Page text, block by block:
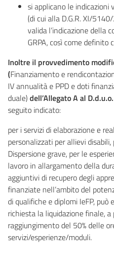
si applicano le indicazioni
(di cui alla D.G.R. XI/
valida l’indicazione della
GRPA, così come definito
Inoltre il provvedimento
(Finanziamento e
IV annualità e PPD e doti
duale)dell’Allegato A al
seguito indicato:
per i servizi di elaborazione e
personalizzati per allievi
Dispersione grave, per le
lavoro in allargamento della
aggiuntivi di recupero degli
finanziate nell’ambito del
di qualifiche e diplomi IeFP, può
richiesta la liquidazione finale, a
raggiungimento del 50% delle
servizi/esperienze/moduli.